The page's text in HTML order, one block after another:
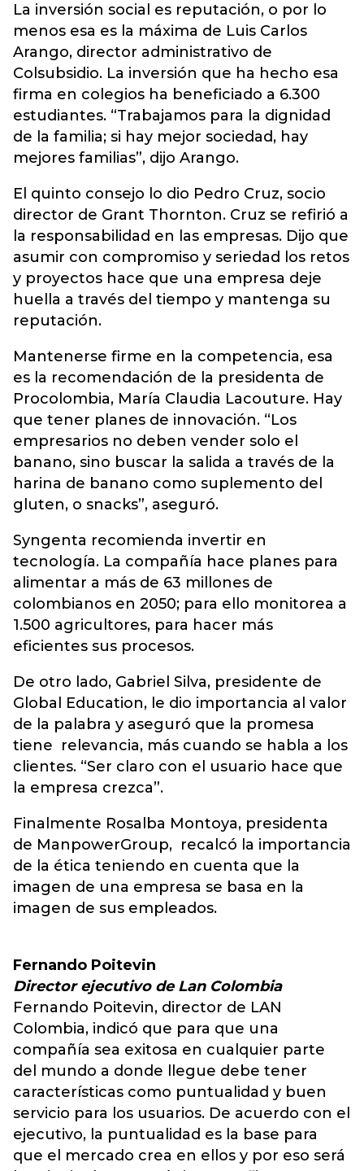
La inversión social es reputación, o por lo
menos esa es la máxima de Luis Carlos
Arango, director administrativo de
Colsubsidio. La inversión que ha hecho esa
firma en colegios ha beneficiado a 6.300
estudiantes. “Trabajamos para la dignidad
de la familia; si hay mejor sociedad, hay
mejores familias”, dijo Arango.
El quinto consejo lo dio Pedro Cruz, socio
director de Grant Thornton. Cruz se refirió a
la responsabilidad en las empresas. Dijo que
asumir con compromiso y seriedad los retos
y proyectos hace que una empresa deje
huella a través del tiempo y mantenga su
reputación.
Mantenerse firme en la competencia, esa
es la recomendación de la presidenta de
Procolombia, María Claudia Lacouture. Hay
que tener planes de innovación. “Los
empresarios no deben vender solo el
banano, sino buscar la salida a través de la
harina de banano como suplemento del
gluten, o snacks”, aseguró.
Syngenta recomienda invertir en
tecnología. La compañía hace planes para
alimentar a más de 63 millones de
colombianos en 2050; para ello monitorea a
1.500 agricultores, para hacer más
eficientes sus procesos.
De otro lado, Gabriel Silva, presidente de
Global Education, le dio importancia al valor
de la palabra y aseguró que la promesa
tiene relevancia, más cuando se habla a los
clientes. “Ser claro con el usuario hace que
la empresa crezca”.
Finalmente Rosalba Montoya, presidenta
de ManpowerGroup, recalcó la importancia
de la ética teniendo en cuenta que la
imagen de una empresa se basa en la
imagen de sus empleados.
Fernando Poitevin
Director ejecutivo de Lan Colombia
Fernando Poitevin, director de LAN
Colombia, indicó que para que una
compañía sea exitosa en cualquier parte
del mundo a donde llegue debe tener
características como puntualidad y buen
servicio para los usuarios. De acuerdo con el
ejecutivo, la puntualidad es la base para
que el mercado crea en ellos y por eso será